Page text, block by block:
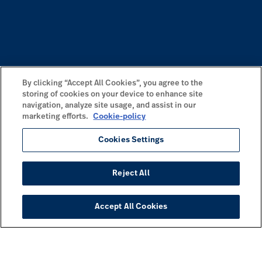
By clicking “Accept All Cookies”, you agree to the
storing of cookies on your device to enhance site
navigation, analyze site usage, and assist in our
marketing efforts.
Cookie-policy
Cookies Settings
Reject All
Accept All Cookies